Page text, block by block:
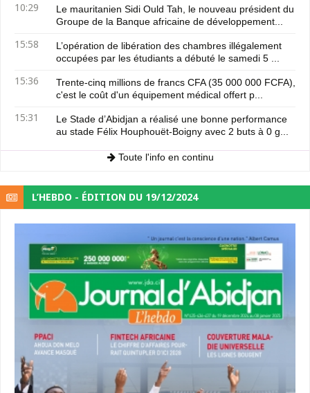
10:29
Le mauritanien Sidi Ould Tah, le nouveau président du
Groupe de la Banque africaine de développement...
15:58
L’opération de libération des chambres illégalement
occupées par les étudiants a débuté le samedi 5 ...
15:36
Trente-cinq millions de francs CFA (35 000 000 FCFA),
c'est le coût d'un équipement médical offert p...
15:31
Le Stade d’Abidjan a réalisé une bonne performance
au stade Félix Houphouët-Boigny avec 2 buts à 0 g...
Toute l'info en continu
L’HEBDO - ÉDITION DU 19/12/2024